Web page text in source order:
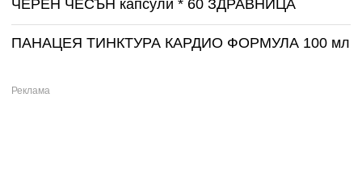
ЧЕРЕН ЧЕСЪН капсули * 60 ЗДРАВНИЦА
ПАНАЦЕЯ ТИНКТУРА КАРДИО ФОРМУЛА 100 мл